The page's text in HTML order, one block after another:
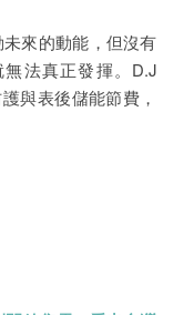
來的動能，但沒有
法真正發揮。D.J
與表後儲能節費，